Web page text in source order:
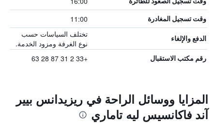
وقت تسجيل المغادرة 11:00
الدفع والإلغاء
تختلف السياسات حسب
نوع الغرفة ومزود الخدمة.
رقم مكتب الاستقبال +33 2 31 87 28 63
المزايا ووسائل الراحة في ريزيدانس بيير
آند فاكانسيس ليه تاماري